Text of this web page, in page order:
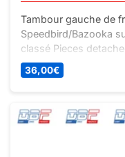
Tambour gauche de
Speedbird/Bazooka
classé Pieces
36,00€